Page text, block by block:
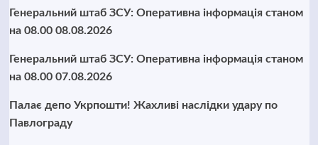
Генеральний штаб ЗСУ: Оперативна інформація станом
на 08.00 08.08.2026
Генеральний штаб ЗСУ: Оперативна інформація станом
на 08.00 07.08.2026
Палає депо Укрпошти! Жахливі наслідки удару по
Павлограду